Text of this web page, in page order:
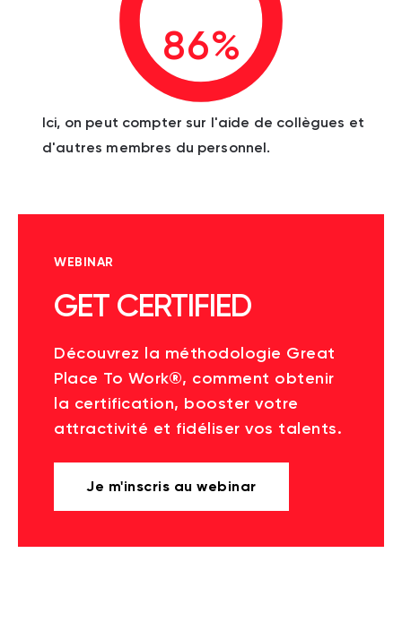
86%
Ici, on peut compter sur l'aide de collègues et
d'autres membres du personnel.
WEBINAR
GET CERTIFIED
Découvrez la méthodologie Great
Place To Work®, comment obtenir
la certification, booster votre
attractivité et fidéliser vos talents.
Je m'inscris au webinar